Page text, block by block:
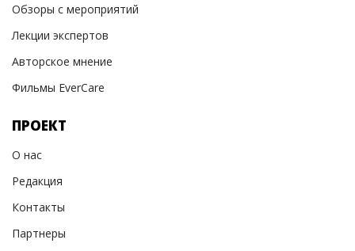
Обзоры с мероприятий
Лекции экспертов
Авторское мнение
Фильмы EverCare
ПРОЕКТ
О нас
Редакция
Контакты
Партнеры